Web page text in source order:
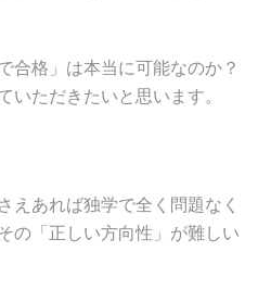
合格」は本当に可能なのか？
いただきたいと思います。
えあれば独学で全く問題なく
の「正しい方向性」が難しい